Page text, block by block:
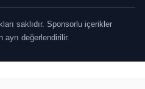
saklıdır. Sponsorlu içerikler
ayrı değerlendirilir.